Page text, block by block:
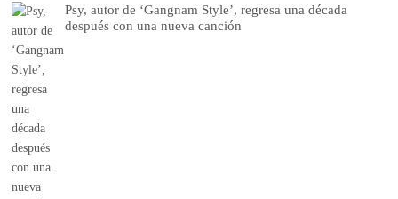
Psy, autor de ‘Gangnam Style’, regresa una década
después con una nueva canción